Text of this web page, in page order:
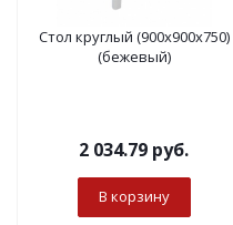
Стол круглый (900х900х750)
(бежевый)
2 034.79 руб.
В корзину